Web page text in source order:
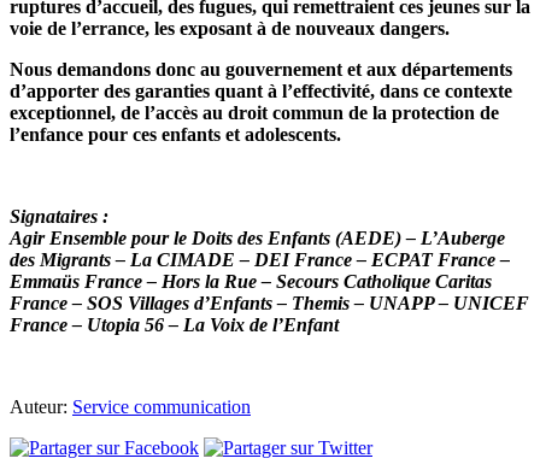
ruptures d’accueil, des fugues, qui remettraient ces jeunes sur la
voie de l’errance, les exposant à de nouveaux dangers.
Nous demandons donc au gouvernement et aux départements
d’apporter des garanties quant à l’effectivité, dans ce contexte
exceptionnel, de l’accès au droit commun de la protection de
l’enfance pour ces enfants et adolescents.
Signataires :
Agir Ensemble pour le Doits des Enfants (AEDE) – L’Auberge
des Migrants – La CIMADE – DEI France – ECPAT France –
Emmaüs France – Hors la Rue – Secours Catholique Caritas
France – SOS Villages d’Enfants – Themis – UNAPP – UNICEF
France – Utopia 56 – La Voix de l’Enfant
Auteur: Service communication